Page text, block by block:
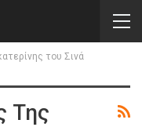
του Σινά
Της